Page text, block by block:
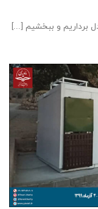
برداريم و ببخشيم [...]